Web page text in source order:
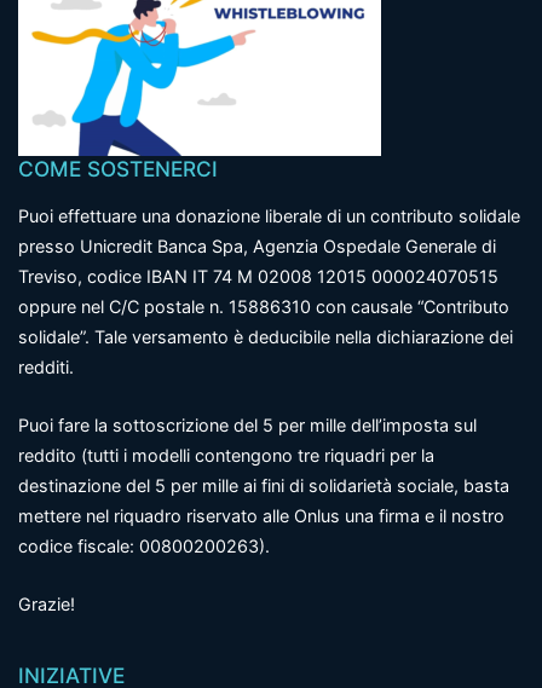
COME SOSTENERCI
Puoi effettuare una donazione liberale di un contributo solidale
presso Unicredit Banca Spa, Agenzia Ospedale Generale di
Treviso, codice IBAN IT 74 M 02008 12015 000024070515
oppure nel C/C postale n. 15886310 con causale “Contributo
solidale”. Tale versamento è deducibile nella dichiarazione dei
redditi.
Puoi fare la sottoscrizione del 5 per mille dell’imposta sul
reddito (tutti i modelli contengono tre riquadri per la
destinazione del 5 per mille ai fini di solidarietà sociale, basta
mettere nel riquadro riservato alle Onlus una firma e il nostro
codice fiscale: 00800200263).
Grazie!
INIZIATIVE